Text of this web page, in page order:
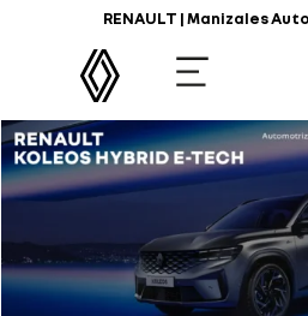
RENAULT | Manizales